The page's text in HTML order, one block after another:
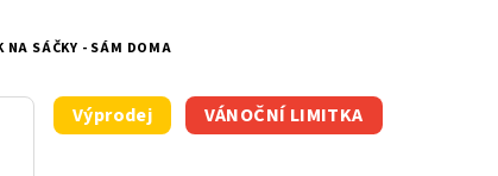
NA SÁČKY - SÁM DOMA
Výprodej VÁNOČNÍ LIMITKA